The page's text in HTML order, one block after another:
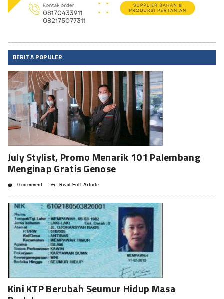
BERITA POPULER
July Stylist, Promo Menarik 101 Palembang
Menginap Gratis Genose
0 comment Read Full Article
Kini KTP Berubah Seumur Hidup Masa